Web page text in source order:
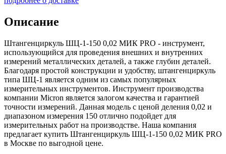
Описание
Штангенциркуль ШЦ-1-150 0,02 МИК PRO - инструмент,
использующийся для проведения внешних и внутренних
измерений металлических деталей, а также глубин деталей.
Благодаря простой конструкции и удобству, штангенциркуль
типа ШЦ-1 является одним из самых популярных
измерительных инструментов. Инструмент производства
компании Micron является залогом качества и гарантией
точности измерений. Данная модель с ценой деления 0,02 и
диапазоном измерения 150 отлично подойдет для
измерительных работ на производстве. Наша компания
предлагает купить Штангенциркуль ШЦ-1-150 0,02 МИК PRO
в Москве по выгодной цене.